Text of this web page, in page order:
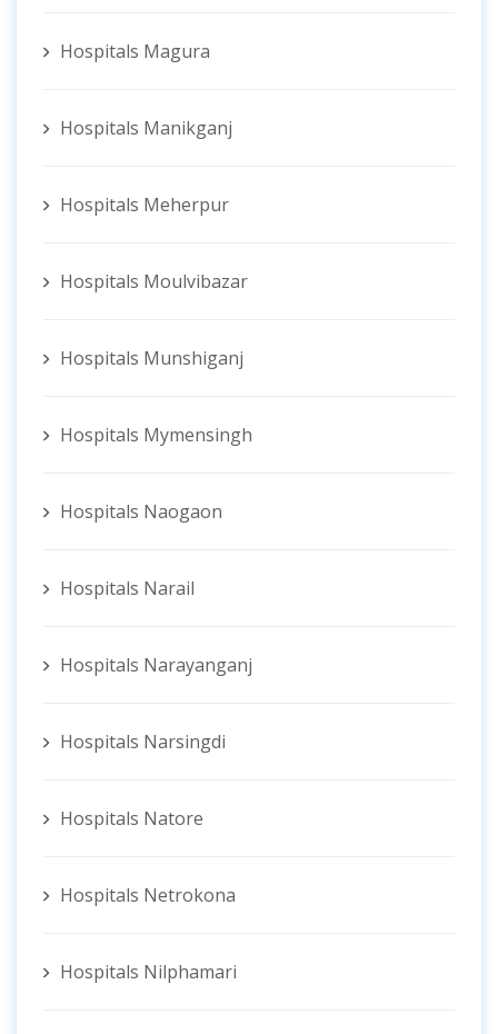
Hospitals Magura
Hospitals Manikganj
Hospitals Meherpur
Hospitals Moulvibazar
Hospitals Munshiganj
Hospitals Mymensingh
Hospitals Naogaon
Hospitals Narail
Hospitals Narayanganj
Hospitals Narsingdi
Hospitals Natore
Hospitals Netrokona
Hospitals Nilphamari